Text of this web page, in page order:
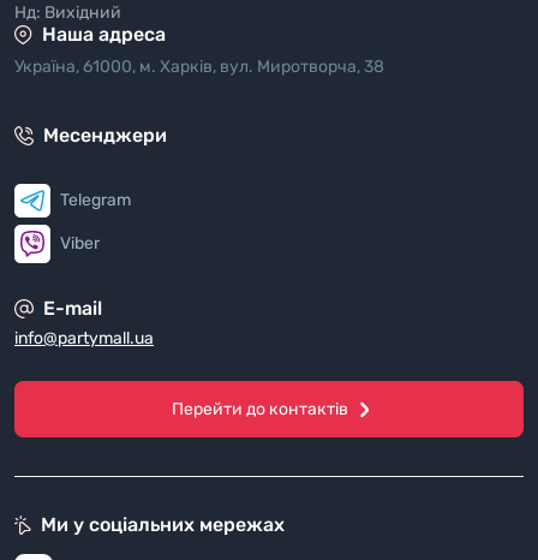
Нд: Вихідний
Наша адреса
Україна, 61000, м. Харків, вул. Миротворча, 38
Месенджери
Telegram
Viber
E-mail
info@partymall.ua
Перейти до контактів
Ми у соціальних мережах